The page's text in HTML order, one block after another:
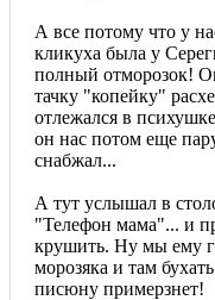
А все потому что у
кликуха была у
полный отморозок!
тачку "копейку"
отлежался в
он нас потом еще
снабжал...
А тут услышал в
"Телефон мама"... и
крушить. Ну мы ему
морозяка и там
писюну примерзнет!